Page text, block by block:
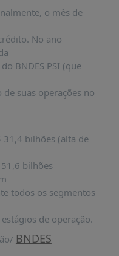
o mês de
No ano
BNDES PSI (que
suas operações no
31,4 bilhões (alta de
bilhões
todos os segmentos
de operação.
BNDES